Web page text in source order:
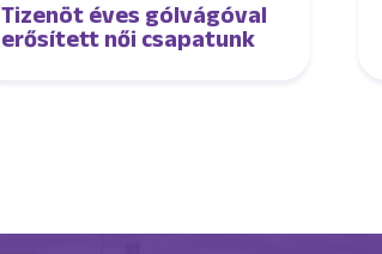
Tizenöt éves gólvágóval
erősített női csapatunk